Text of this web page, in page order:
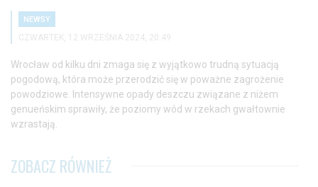
NEWSY
CZWARTEK, 12 WRZEŚNIA 2024, 20:49
Wrocław od kilku dni zmaga się z wyjątkowo trudną sytuacją
pogodową, która może przerodzić się w poważne zagrożenie
powodziowe. Intensywne opady deszczu związane z niżem
genueńskim sprawiły, że poziomy wód w rzekach gwałtownie
wzrastają.
ZOBACZ RÓWNIEŻ